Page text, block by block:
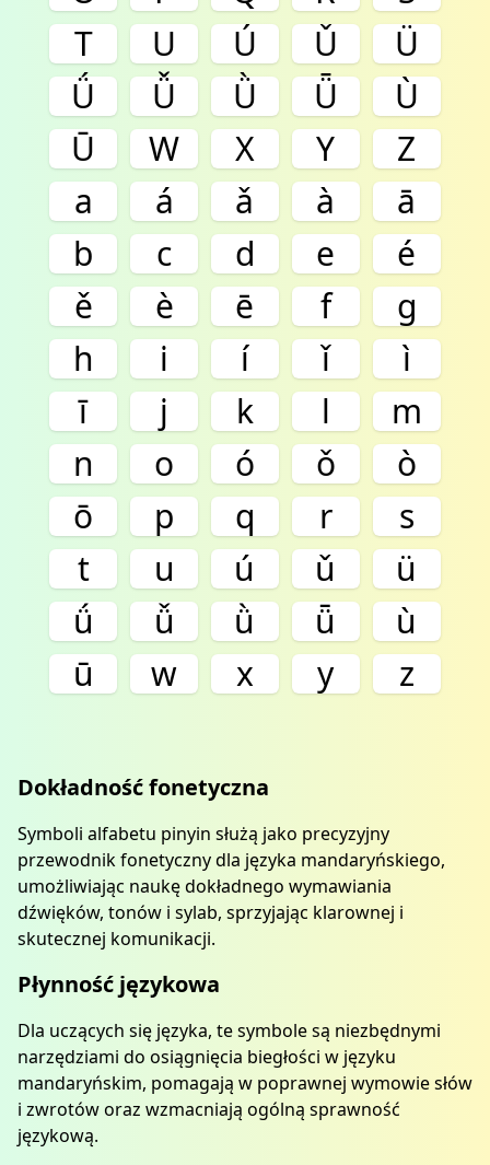
T
U Ú Ǔ
Ü
Ǘ
Ǚ Ǜ Ǖ
Ù
Ū
W X Y
Z
a
á ǎ à
ā
b
c d e
é
ě
è ē f
g
h
i í ǐ
ì
ī
j k l
m
n
o ó ǒ
ò
ō
p q r
s
t
u ú ǔ
ü
ǘ
ǚ ǜ ǖ
ù
ū
w x y z
Dokładność fonetyczna
Symboli alfabetu pinyin służą jako precyzyjny
przewodnik fonetyczny dla języka mandaryńskiego,
umożliwiając naukę dokładnego wymawiania
dźwięków, tonów i sylab, sprzyjając klarownej i
skutecznej komunikacji.
Płynność językowa
Dla uczących się języka, te symbole są niezbędnymi
narzędziami do osiągnięcia biegłości w języku
mandaryńskim, pomagają w poprawnej wymowie słów
i zwrotów oraz wzmacniają ogólną sprawność
językową.